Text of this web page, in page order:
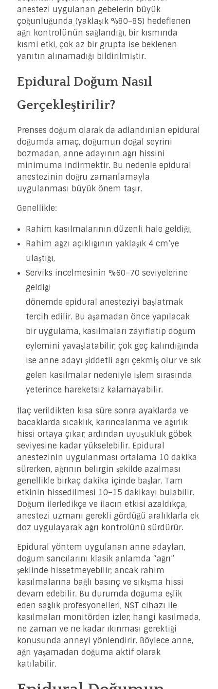
anestezi uygulanan gebelerin büyük
çoğunluğunda (yaklaşık %80–85) hedeflenen
ağrı kontrolünün sağlandığı, bir kısmında
kısmi etki, çok az bir grupta ise beklenen
yanıtın alınamadığı bildirilmiştir.
Epidural Doğum Nasıl
Gerçekleştirilir?
Prenses doğum olarak da adlandırılan epidural
doğumda amaç, doğumun doğal seyrini
bozmadan, anne adayının ağrı hissini
minimuma indirmektir. Bu nedenle epidural
anestezinin doğru zamanlamayla
uygulanması büyük önem taşır.
Genellikle:
Rahim kasılmalarının düzenli hale geldiği,
Rahim ağzı açıklığının yaklaşık 4 cm’ye
ulaştığı,
Serviks incelmesinin %60–70 seviyelerine
geldiği
dönemde epidural anesteziyi başlatmak
tercih edilir. Bu aşamadan önce yapılacak
bir uygulama, kasılmaları zayıflatıp doğum
eylemini yavaşlatabilir; çok geç kalındığında
ise anne adayı şiddetli ağrı çekmiş olur ve sık
gelen kasılmalar nedeniyle işlem sırasında
yeterince hareketsiz kalamayabilir.
İlaç verildikten kısa süre sonra ayaklarda ve
bacaklarda sıcaklık, karıncalanma ve ağırlık
hissi ortaya çıkar; ardından uyuşukluk göbek
seviyesine kadar yükselebilir. Epidural
anestezinin uygulanması ortalama 10 dakika
sürerken, ağrının belirgin şekilde azalması
genellikle birkaç dakika içinde başlar. Tam
etkinin hissedilmesi 10–15 dakikayı bulabilir.
Doğum ilerledikçe ve ilacın etkisi azaldıkça,
anestezi uzmanı gerekli gördüğü aralıklarla ek
doz uygulayarak ağrı kontrolünü sürdürür.
Epidural yöntem uygulanan anne adayları,
doğum sancılarını klasik anlamda “ağrı”
şeklinde hissetmeyebilir; ancak rahim
kasılmalarına bağlı basınç ve sıkışma hissi
devam edebilir. Bu durumda doğuma eşlik
eden sağlık profesyonelleri, NST cihazı ile
kasılmaları monitörden izler; hangi kasılmada,
ne zaman ve ne kadar ıkınması gerektiği
konusunda anneyi yönlendirir. Böylece anne,
ağrı yaşamadan doğuma aktif olarak
katılabilir.